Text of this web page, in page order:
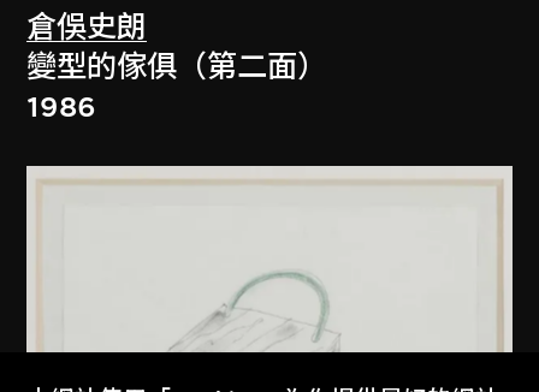
倉俁史朗
變型的傢俱（第二面）
1986